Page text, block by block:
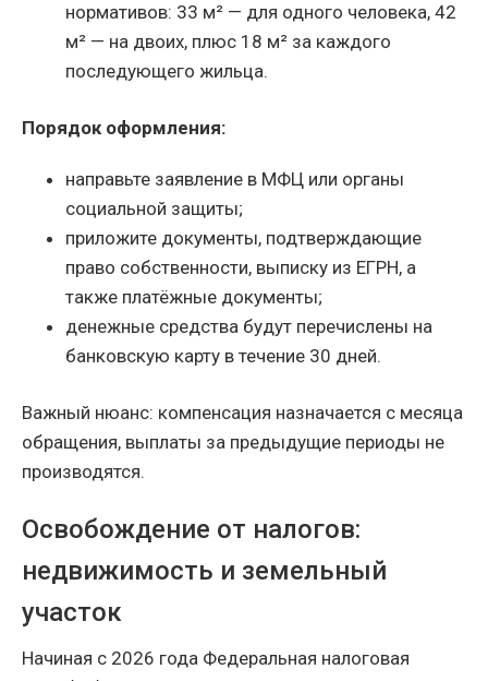
нормативов: 33 м² — для одного человека, 42
м² — на двоих, плюс 18 м² за каждого
последующего жильца.
Порядок оформления:
направьте заявление в МФЦ или органы
социальной защиты;
приложите документы, подтверждающие
право собственности, выписку из ЕГРН, а
также платёжные документы;
денежные средства будут перечислены на
банковскую карту в течение 30 дней.
Важный нюанс: компенсация назначается с месяца
обращения, выплаты за предыдущие периоды не
производятся.
Освобождение от налогов:
недвижимость и земельный
участок
Начиная с 2026 года Федеральная налоговая